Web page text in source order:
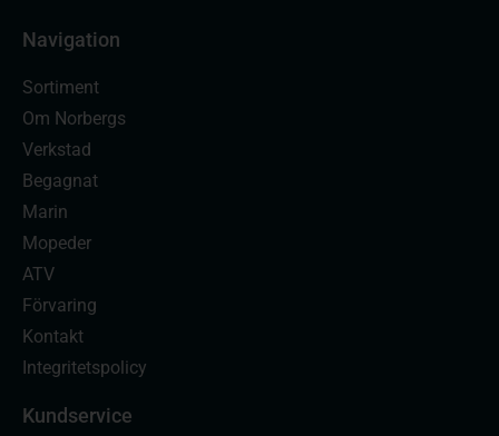
Navigation
Sortiment
Om Norbergs
Verkstad
Begagnat
Marin
Mopeder
ATV
Förvaring
Kontakt
Integritetspolicy
Kundservice